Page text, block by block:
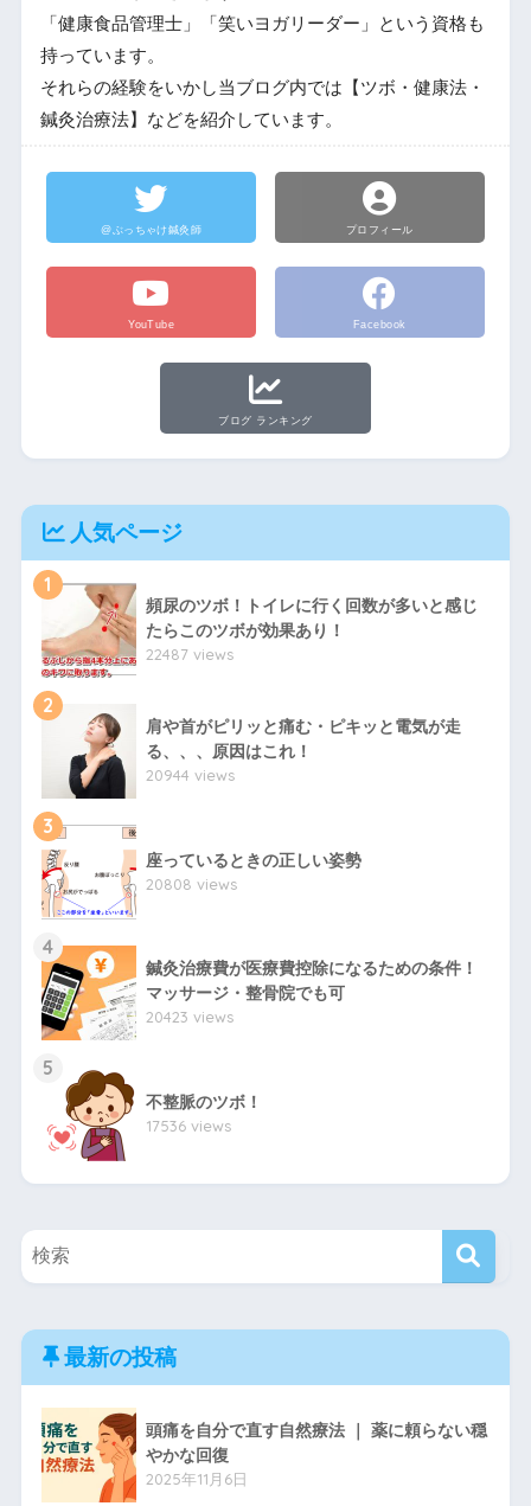
「健康食品管理士」「笑いヨガリーダー」という資格も
持っています。
それらの経験をいかし当ブログ内では【ツボ・健康法・
鍼灸治療法】などを紹介しています。
@ぶっちゃけ鍼灸師 プロフィール
YouTube Facebook
ブログ ランキング
人気ページ
1
頻尿のツボ！トイレに行く回数が多いと感じ
たらこのツボが効果あり！
22487 views
2
肩や首がピリッと痛む・ピキッと電気が走
る、、、原因はこれ！
20944 views
3
座っているときの正しい姿勢
20808 views
4
鍼灸治療費が医療費控除になるための条件！
マッサージ・整骨院でも可
20423 views
5
不整脈のツボ！
17536 views
最新の投稿
頭痛を自分で直す自然療法 ｜ 薬に頼らない穏
やかな回復
2025年11月6日